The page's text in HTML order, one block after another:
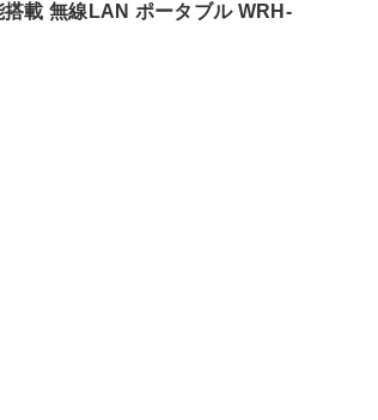
載 無線LAN ポータブル WRH-